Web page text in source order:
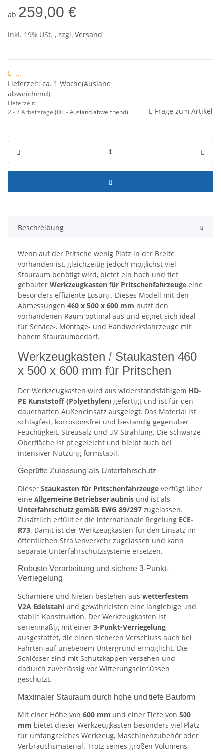
ab 259,00 €
inkl. 19% USt. , zzgl. Versand
...
Lieferzeit: ca. 1 Woche(Ausland
abweichend)
Lieferzeit:
2 - 3 Arbeitstage (DE - Ausland abweichend) Frage zum Artikel
Beschreibung
Wenn auf der Pritsche wenig Platz in der Breite
vorhanden ist, gleichzeitig jedoch möglichst viel
Stauraum benötigt wird, bietet ein hoch und tief
gebauter Werkzeugkasten für Pritschenfahrzeuge eine
besonders effiziente Lösung. Dieses Modell mit den
Abmessungen 460 x 500 x 600 mm nutzt den
vorhandenen Raum optimal aus und eignet sich ideal
für Service-, Montage- und Handwerksfahrzeuge mit
hohem Stauraumbedarf.
Werkzeugkasten / Staukasten 460
x 500 x 600 mm für Pritschen
Der Werkzeugkasten wird aus widerstandsfähigem HD-
PE Kunststoff (Polyethylen) gefertigt und ist für den
dauerhaften Außeneinsatz ausgelegt. Das Material ist
schlagfest, korrosionsfrei und beständig gegenüber
Feuchtigkeit, Streusalz und UV-Strahlung. Die schwarze
Oberfläche ist pflegeleicht und bleibt auch bei
intensiver Nutzung formstabil.
Geprüfte Zulassung als Unterfahrschutz
Dieser Staukasten für Pritschenfahrzeuge verfügt über
eine Allgemeine Betriebserlaubnis und ist als
Unterfahrschutz gemäß EWG 89/297 zugelassen.
Zusätzlich erfüllt er die internationale Regelung ECE-
R73. Damit ist der Werkzeugkasten für den Einsatz im
öffentlichen Straßenverkehr zugelassen und kann
separate Unterfahrschutzsysteme ersetzen.
Robuste Verarbeitung und sichere 3-Punkt-
Verriegelung
Scharniere und Nieten bestehen aus wetterfestem
V2A Edelstahl und gewährleisten eine langlebige und
stabile Konstruktion. Der Werkzeugkasten ist
serienmäßig mit einer 3-Punkt-Verriegelung
ausgestattet, die einen sicheren Verschluss auch bei
Fahrten auf unebenem Untergrund ermöglicht. Die
Schlösser sind mit Schutzkappen versehen und
dadurch zuverlässig vor Witterungseinflüssen
geschützt.
Maximaler Stauraum durch hohe und tiefe Bauform
Mit einer Höhe von 600 mm und einer Tiefe von 500
mm bietet dieser Werkzeugkasten besonders viel Platz
für umfangreiches Werkzeug, Maschinenzubehör oder
Verbrauchsmaterial. Trotz seines großen Volumens